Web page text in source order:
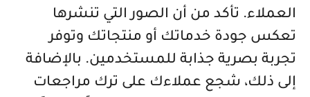
العملاء. تأكد من أن الصور التي تنشرها
تعكس جودة خدماتك أو منتجاتك وتوفر
تجربة بصرية جذابة للمستخدمين. بالإضافة
إلى ذلك، شجع عملاءك على ترك مراجعات